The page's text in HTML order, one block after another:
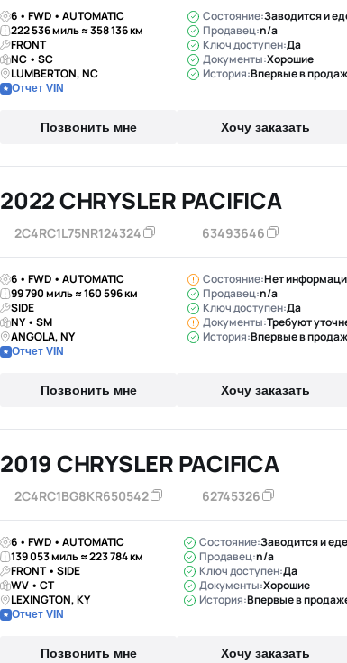
6 • FWD • AUTOMATIC
222 536 миль ≈ 358 136 км
FRONT
NC • SC
LUMBERTON, NC
Отчет VIN
Состояние:Заводится и
Продавец:n/a
Ключ доступен:Да
Документы:Хорошие
История:Впервые в
Позвонить мне Хочу заказать
2022 CHRYSLER PACIFICA
2C4RC1L75NR124324 63493646
6 • FWD • AUTOMATIC
99 790 миль ≈ 160 596 км
SIDE
NY • SM
ANGOLA, NY
Отчет VIN
Состояние:Нет
Продавец:n/a
Ключ доступен:Да
Документы:Требуют
История:Впервые в
Позвонить мне Хочу заказать
2019 CHRYSLER PACIFICA
2C4RC1BG8KR650542 62745326
6 • FWD • AUTOMATIC
139 053 миль ≈ 223 784 км
FRONT • SIDE
WV • CT
LEXINGTON, KY
Отчет VIN
Состояние:Заводится и
Продавец:n/a
Ключ доступен:Да
Документы:Хорошие
История:Впервые в
Позвонить мне Хочу заказать